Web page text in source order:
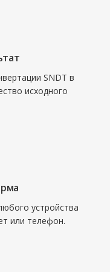
всех
системах и
SNDT в
исходного
устройства
или телефон.